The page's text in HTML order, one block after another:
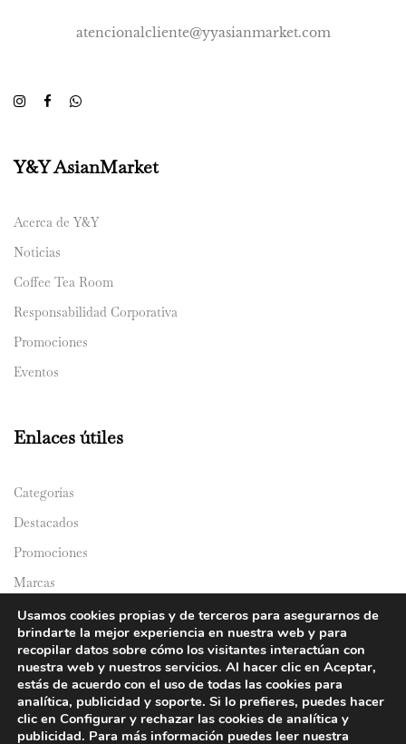
atencionalcliente@yyasianmarket.com
Y&Y AsianMarket
Acerca de Y&Y
Noticias
Coffee Tea Room
Responsabilidad Corporativa
Promociones
Eventos
Enlaces útiles
Categorías
Destacados
Promociones
Marcas
Catálogos
Domicilios
Usamos cookies propias y de terceros para asegurarnos de
brindarte la mejor experiencia en nuestra web y para
recopilar datos sobre cómo los visitantes interactúan con
nuestra web y nuestros servicios. Al hacer clic en Aceptar,
estás de acuerdo con el uso de todas las cookies para
analítica, publicidad y soporte. Si lo prefieres, puedes hacer
clic en Configurar y rechazar las cookies de analítica y
publicidad. Para más información puedes leer nuestra